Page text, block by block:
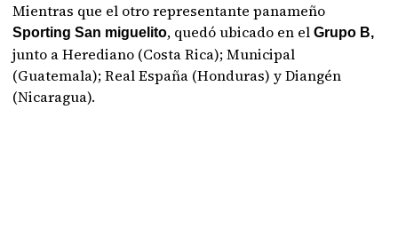
Mientras que el otro representante panameño
Sporting San miguelito, quedó ubicado en elGrupo B,
junto a Herediano (Costa Rica); Municipal
(Guatemala); Real España (Honduras) y Diangén
(Nicaragua).